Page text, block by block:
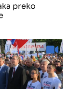
preko